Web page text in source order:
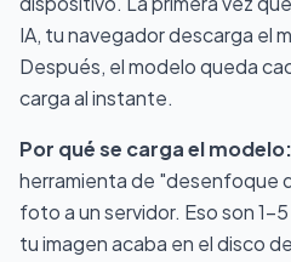
IA, tu navegador descarga el
Después, el modelo queda
carga al instante.
Por qué se carga el modelo:
herramienta de "desenfoque
foto a un servidor. Eso son
tu imagen acaba en el disco